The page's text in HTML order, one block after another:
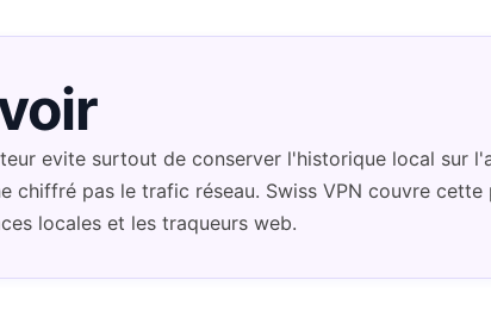
evite surtout de conserver l'historique local sur
chiffré pas le trafic réseau. Swiss VPN couvre
locales et les traqueurs web.